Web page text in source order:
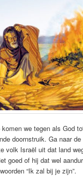
komen we tegen als God
doornstruik. Ga naar
volk Israël uit dat land
goed of hij dat wel
“Ik zal bij je zijn”.